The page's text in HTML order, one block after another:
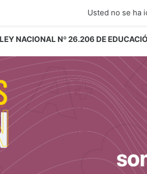
NACIONAL Nº 26.206 DE
Usted no se ha